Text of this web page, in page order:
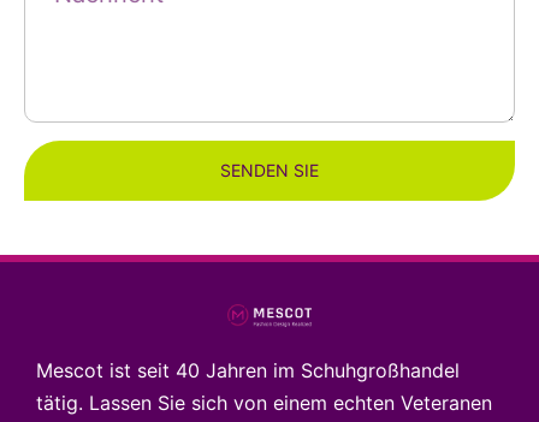
SENDEN SIE
Mescot ist seit 40 Jahren im Schuhgroßhandel
tätig. Lassen Sie sich von einem echten Veteranen